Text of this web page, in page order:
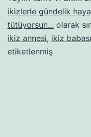
ikizlerle gündelik
tütüyorsun... olarak
ikiz annesi, ikiz babası
etiketlenmiş